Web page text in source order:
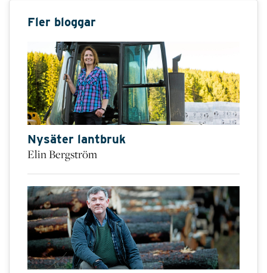
Fler bloggar
Nysäter lantbruk
Elin Bergström